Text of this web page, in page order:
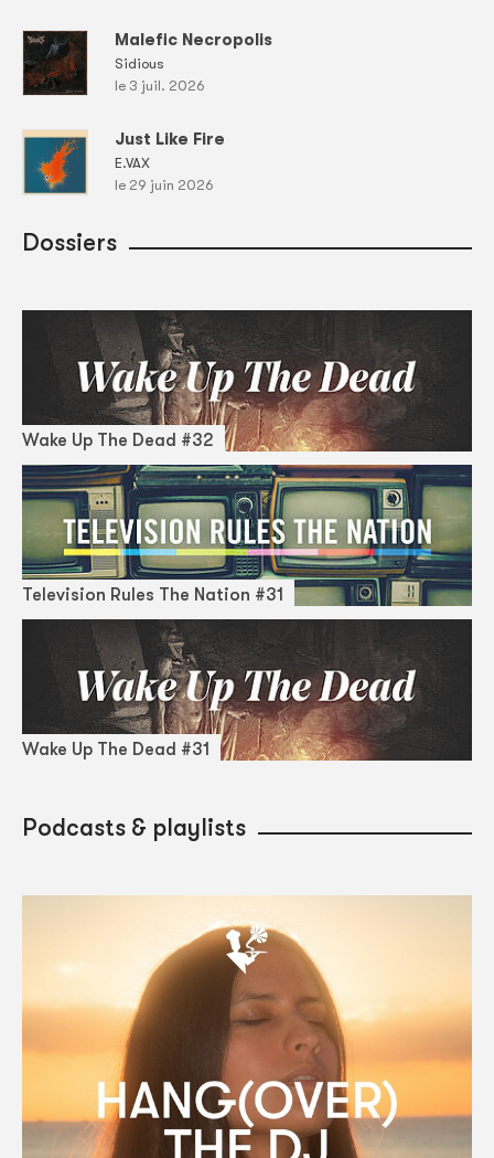
Malefic Necropolis
Sidious
le 3 juil. 2026
Just Like Fire
E.VAX
le 29 juin 2026
Dossiers
Wake Up The Dead #32
Television Rules The Nation #31
Wake Up The Dead #31
Podcasts & playlists